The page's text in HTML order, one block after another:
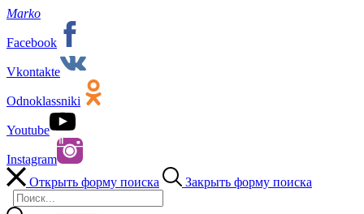
Marko
Facebook
Vkontakte
Odnoklassniki
Youtube
Instagram
Открыть форму поиска
Закрыть форму поиска